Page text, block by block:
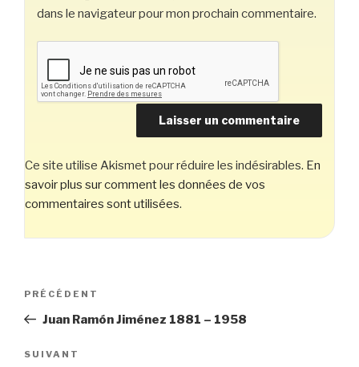
dans le navigateur pour mon prochain commentaire.
Ce site utilise Akismet pour réduire les indésirables. En
savoir plus sur comment les données de vos
commentaires sont utilisées.
Navigation
l’article
Article
précédent
PRÉCÉDENT
Juan Ramón Jiménez 1881 – 1958
Article
SUIVANT